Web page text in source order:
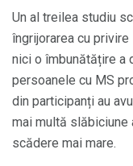
Un al treilea studiu
îngrijorarea cu
nici o îmbunătățire a
persoanele cu MS
din participanți au
mai multă slăbiciune
scădere mai mare.